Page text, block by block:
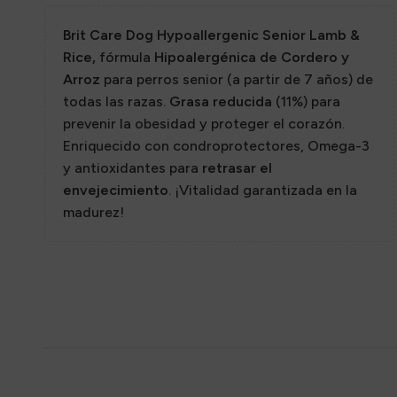
Brit Care Dog Hypoallergenic Senior Lamb &
Rice, fórmula Hipoalergénica de Cordero y
Arroz para perros senior (a partir de 7 años) de
todas las razas. Grasa reducida (11%) para
prevenir la obesidad y proteger el corazón.
Enriquecido con condroprotectores, Omega-3
y antioxidantes para retrasar el
envejecimiento. ¡Vitalidad garantizada en la
madurez!